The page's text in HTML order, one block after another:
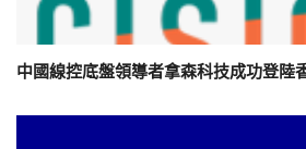
中國線控底盤領導者拿森科技成功登陸